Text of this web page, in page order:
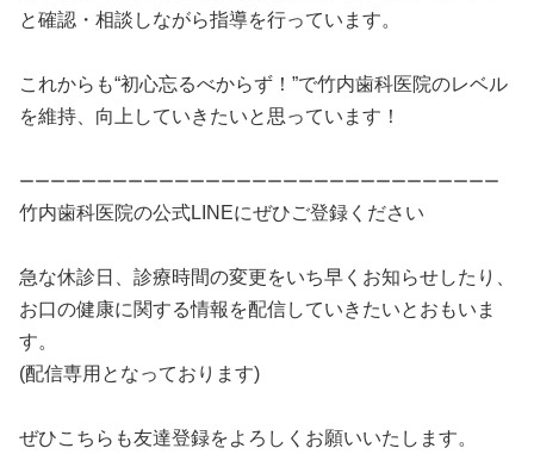
と確認・相談しながら指導を行っています。
これからも“初心忘るべからず！”で竹内歯科医院のレベル
を維持、向上していきたいと思っています！
ーーーーーーーーーーーーーーーーーーーーーーーーーーーーーーー
竹内歯科医院の公式LINEにぜひご登録ください
急な休診日、診療時間の変更をいち早くお知らせしたり、
お口の健康に関する情報を配信していきたいとおもいま
す。
(配信専用となっております)
ぜひこちらも友達登録をよろしくお願いいたします。